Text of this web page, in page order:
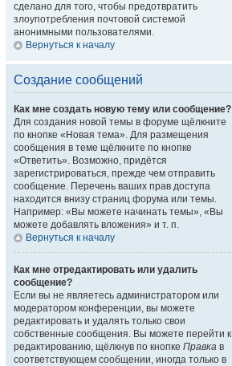
сделано для того, чтобы предотвратить
злоупотребления почтовой системой
анонимными пользователями.
Вернуться к началу
Создание сообщений
Как мне создать новую тему или сообщение?
Для создания новой темы в форуме щёлкните
по кнопке «Новая тема». Для размещения
сообщения в теме щёлкните по кнопке
«Ответить». Возможно, придётся
зарегистрироваться, прежде чем отправить
сообщение. Перечень ваших прав доступа
находится внизу страниц форума или темы.
Например: «Вы можете начинать темы», «Вы
можете добавлять вложения» и т. п.
Вернуться к началу
Как мне отредактировать или удалить
сообщение?
Если вы не являетесь администратором или
модератором конференции, вы можете
редактировать и удалять только свои
собственные сообщения. Вы можете перейти к
редактированию, щёлкнув по кнопке Правка в
соответствующем сообщении, иногда только в